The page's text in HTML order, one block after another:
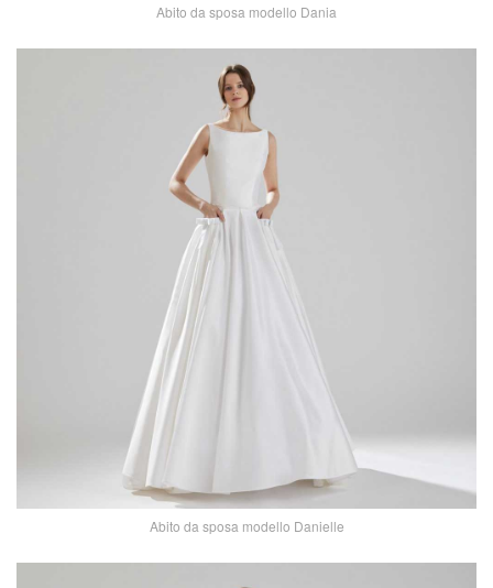
Abito da sposa modello Dania
Abito da sposa modello Danielle